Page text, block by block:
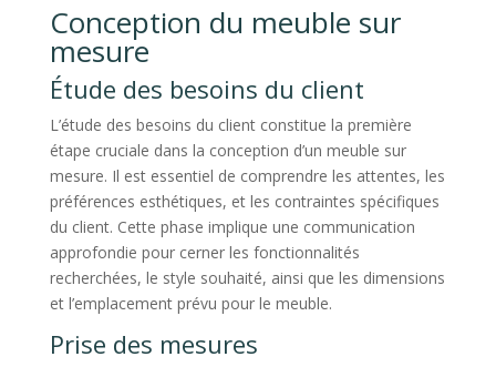
Conception du meuble sur
mesure
Étude des besoins du client
L’étude des besoins du client constitue la première
étape cruciale dans la conception d’un meuble sur
mesure. Il est essentiel de comprendre les attentes, les
préférences esthétiques, et les contraintes spécifiques
du client. Cette phase implique une communication
approfondie pour cerner les fonctionnalités
recherchées, le style souhaité, ainsi que les dimensions
et l’emplacement prévu pour le meuble.
Prise des mesures